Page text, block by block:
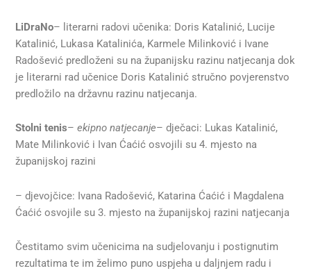
LiDraNo– literarni radovi učenika: Doris Katalinić, Lucije
Katalinić, Lukasa Katalinića, Karmele Milinković i Ivane
Radošević predloženi su na županijsku razinu natjecanja dok
je literarni rad učenice Doris Katalinić stručno povjerenstvo
predložilo na državnu razinu natjecanja.
Stolni tenis–ekipno natjecanje– dječaci: Lukas Katalinić,
Mate Milinković i Ivan Ćaćić osvojili su 4. mjesto na
županijskoj razini
– djevojčice: Ivana Radošević, Katarina Ćaćić i Magdalena
Ćaćić osvojile su 3. mjesto na županijskoj razini natjecanja
Čestitamo svim učenicima na sudjelovanju i postignutim
rezultatima te im želimo puno uspjeha u daljnjem radu i